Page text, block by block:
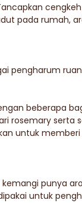
pada rumah,
pengharum
beberapa
rosemary serta
untuk
punya
untuk